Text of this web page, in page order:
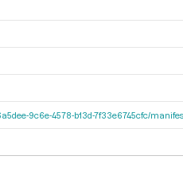
9c6e-4578-b13d-7f33e6745cfc/